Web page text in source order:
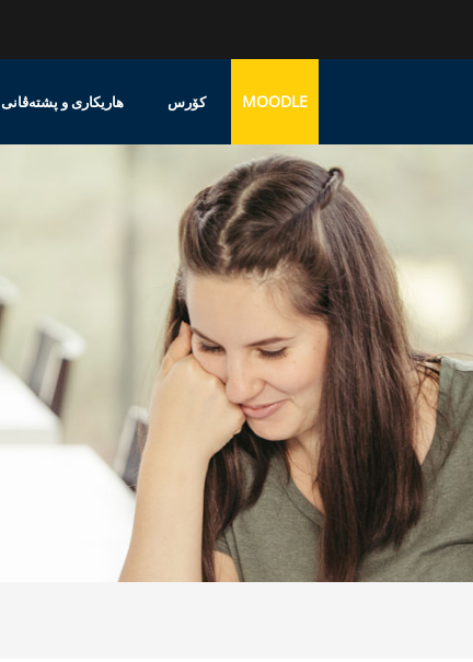
MOODLE کۆرس هاریکاری و پشتەڤانی